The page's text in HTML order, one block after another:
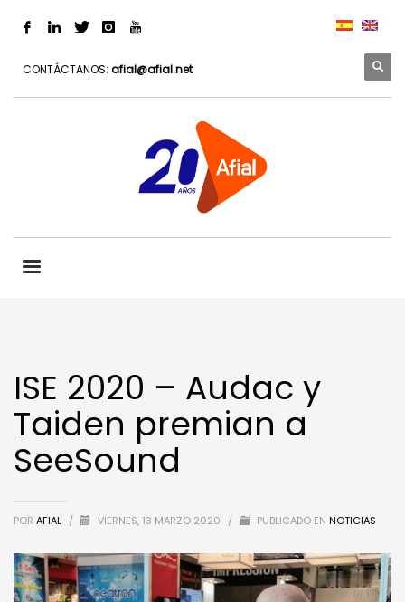
CONTÁCTANOS: afial@afial.net
ISE 2020 – Audac y
Taiden premian a
SeeSound
POR AFIAL / VIERNES, 13 MARZO 2020 / PUBLICADO EN NOTICIAS